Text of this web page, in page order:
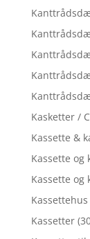
Kasketter /
Kassette &
Kassette og
Kassette og
Kassettehus
Kassetter